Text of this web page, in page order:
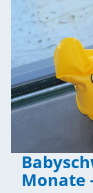
Monate